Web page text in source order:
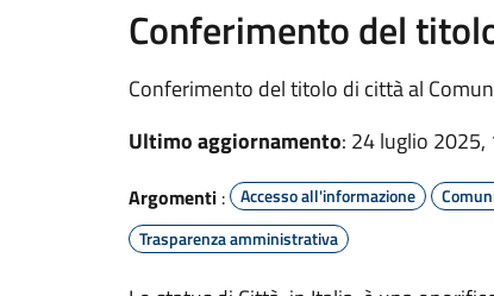
Conferimento del
Conferimento del titolo di città al
Ultimo aggiornamento: 24 luglio 2025,
Argomenti : Accesso all'informazione
Trasparenza amministrativa